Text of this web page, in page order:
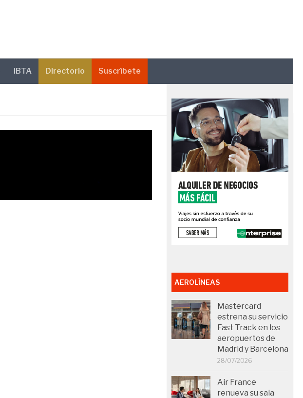
IBTA Directorio Suscríbete
AEROLÍNEAS
Mastercard
estrena su servicio
Fast Track en los
aeropuertos de
Madrid y Barcelona
28/07/2026
Air France
renueva su sala